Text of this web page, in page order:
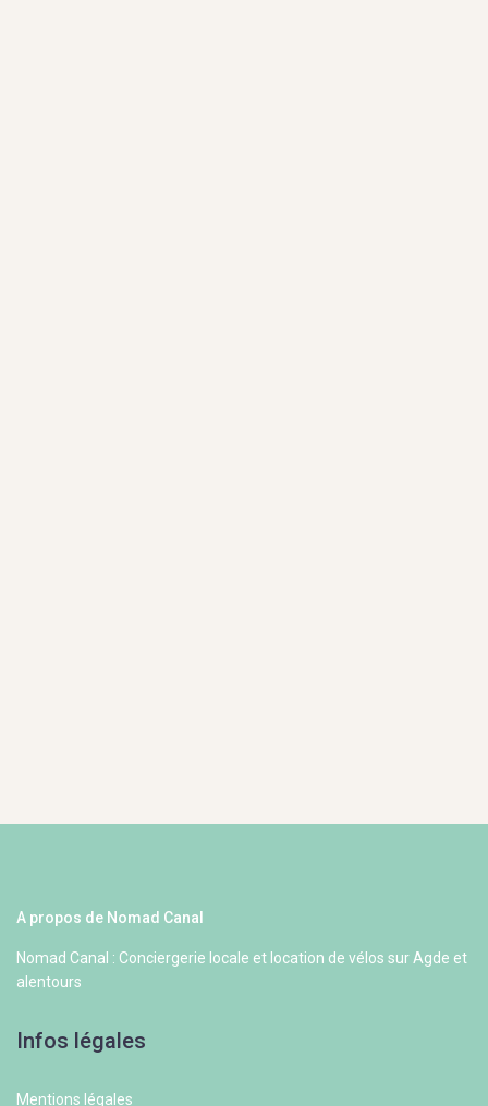
A propos de Nomad Canal
Nomad Canal : Conciergerie locale et location de vélos sur Agde et
alentours
Infos légales
Mentions légales